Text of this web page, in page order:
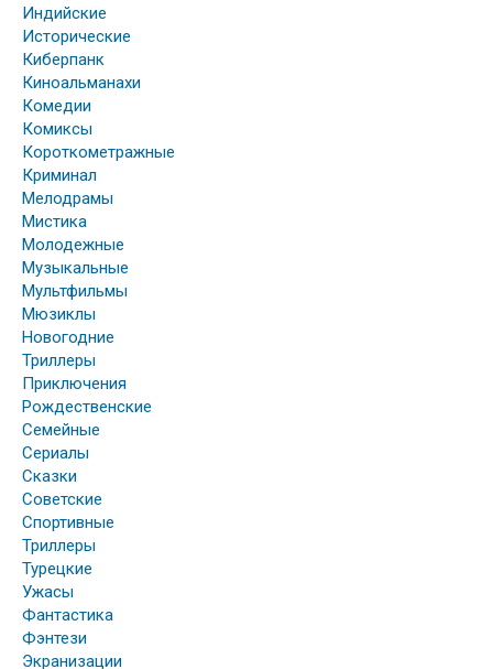
Индийские
Исторические
Киберпанк
Киноальманахи
Комедии
Комиксы
Короткометражные
Криминал
Мелодрамы
Мистика
Молодежные
Музыкальные
Мультфильмы
Мюзиклы
Новогодние
Триллеры
Приключения
Рождественские
Семейные
Сериалы
Сказки
Советские
Спортивные
Триллеры
Турецкие
Ужасы
Фантастика
Фэнтези
Экранизации